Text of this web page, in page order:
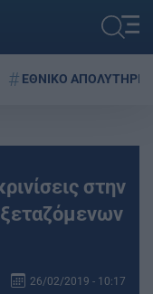
ΕΘΝΙΚΟ ΑΠΟΛΥΤΗΡΙΟ
στην
26/02/2019 - 10:17